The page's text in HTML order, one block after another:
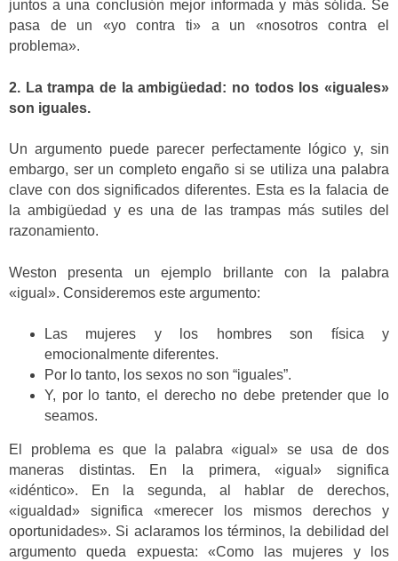
juntos a una conclusión mejor informada y más sólida. Se
pasa de un «yo contra ti» a un «nosotros contra el
problema».
2. La trampa de la ambigüedad: no todos los «iguales»
son iguales.
Un argumento puede parecer perfectamente lógico y, sin
embargo, ser un completo engaño si se utiliza una palabra
clave con dos significados diferentes. Esta es la falacia de
la ambigüedad y es una de las trampas más sutiles del
razonamiento.
Weston presenta un ejemplo brillante con la palabra
«igual». Consideremos este argumento:
Las mujeres y los hombres son física y
emocionalmente diferentes.
Por lo tanto, los sexos no son “iguales”.
Y, por lo tanto, el derecho no debe pretender que lo
seamos.
El problema es que la palabra «igual» se usa de dos
maneras distintas. En la primera, «igual» significa
«idéntico». En la segunda, al hablar de derechos,
«igualdad» significa «merecer los mismos derechos y
oportunidades». Si aclaramos los términos, la debilidad del
argumento queda expuesta: «Como las mujeres y los